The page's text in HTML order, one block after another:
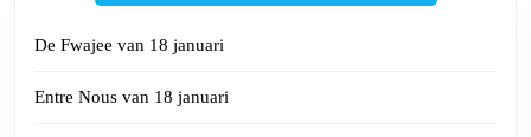
De Fwajee van 18 januari
Entre Nous van 18 januari